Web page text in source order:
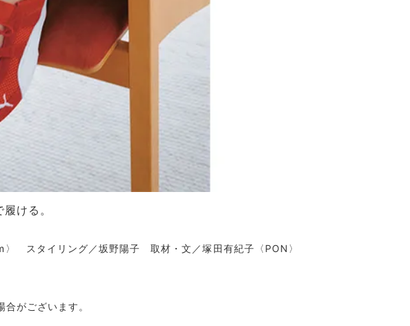
ける。
スタイリング／坂野陽子 取材・文／塚田有紀子〈PON〉
がございます。